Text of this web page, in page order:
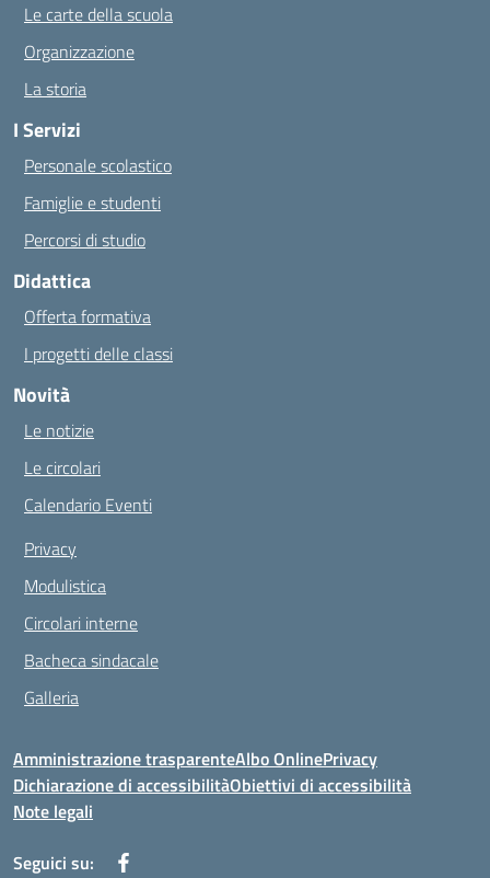
Le carte della scuola
Organizzazione
La storia
I Servizi
Personale scolastico
Famiglie e studenti
Percorsi di studio
Didattica
Offerta formativa
I progetti delle classi
Novità
Le notizie
Le circolari
Calendario Eventi
Privacy
Modulistica
Circolari interne
Bacheca sindacale
Galleria
Amministrazione trasparenteAlbo OnlinePrivacy
Dichiarazione di accessibilitàObiettivi di accessibilità
Note legali
Seguici su: